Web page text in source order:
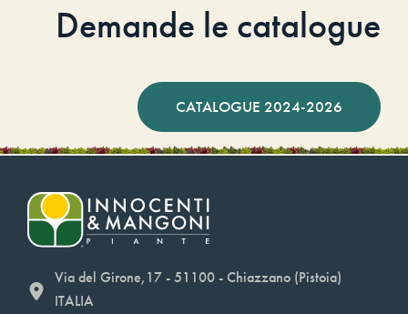
Demande le catalogue
CATALOGUE 2024-2026
Via del Girone,17 - 51100 - Chiazzano (Pistoia)
ITALIA